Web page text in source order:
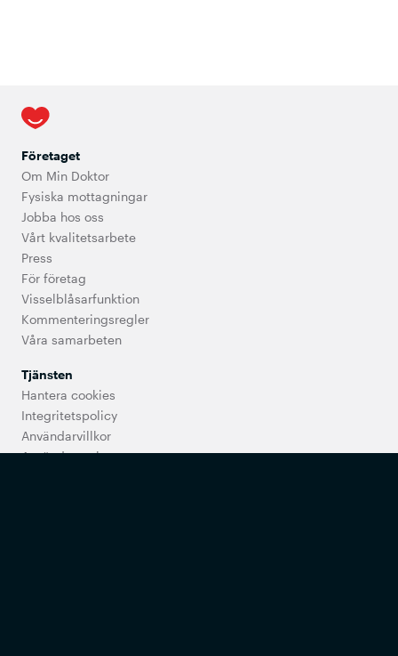
Företaget
Om Min Doktor
Fysiska mottagningar
Jobba hos oss
Vårt kvalitetsarbete
Press
För företag
Visselblåsarfunktion
Kommenteringsregler
Våra samarbeten
Tjänsten
Hantera cookies
Integritetspolicy
Användarvillkor
Användarregler